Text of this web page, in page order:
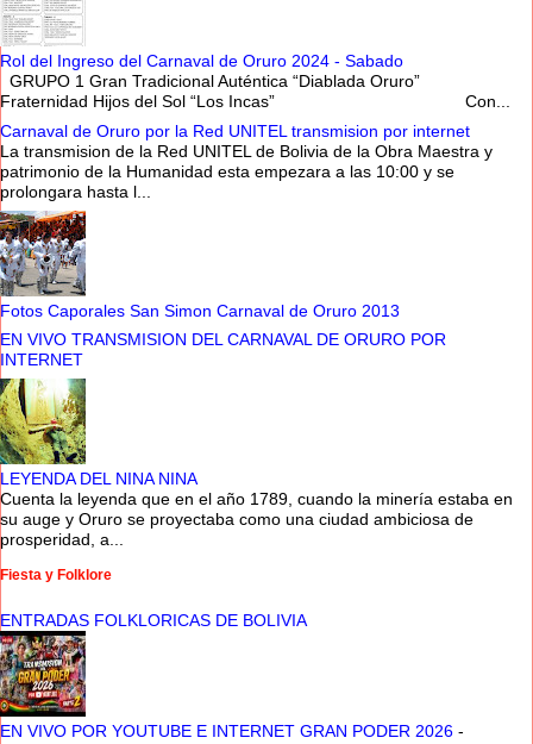
Rol del Ingreso del Carnaval de Oruro 2024 - Sabado
GRUPO 1 Gran Tradicional Auténtica “Diablada Oruro”
Fraternidad Hijos del Sol “Los Incas” Con...
Carnaval de Oruro por la Red UNITEL transmision por internet
La transmision de la Red UNITEL de Bolivia de la Obra Maestra y
patrimonio de la Humanidad esta empezara a las 10:00 y se
prolongara hasta l...
Fotos Caporales San Simon Carnaval de Oruro 2013
EN VIVO TRANSMISION DEL CARNAVAL DE ORURO POR
INTERNET
LEYENDA DEL NINA NINA
Cuenta la leyenda que en el año 1789, cuando la minería estaba en
su auge y Oruro se proyectaba como una ciudad ambiciosa de
prosperidad, a...
Fiesta y Folklore
ENTRADAS FOLKLORICAS DE BOLIVIA
EN VIVO POR YOUTUBE E INTERNET GRAN PODER 2026 -